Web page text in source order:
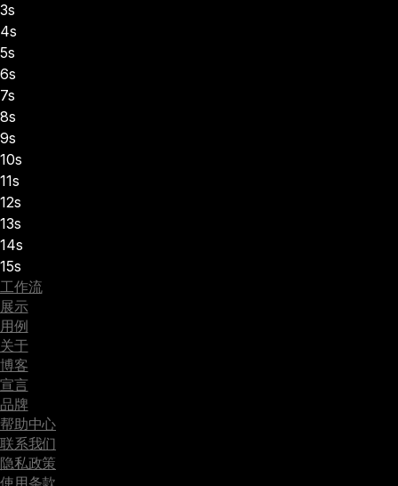
3s
4s
5s
6s
7s
8s
9s
10s
11s
12s
13s
14s
15s
工作流
展示
用例
关于
博客
宣言
品牌
帮助中心
联系我们
隐私政策